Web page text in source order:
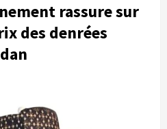
rassure sur
des denrées